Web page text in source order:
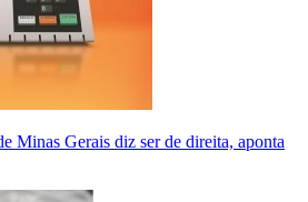
Minas Gerais diz ser de direita, aponta